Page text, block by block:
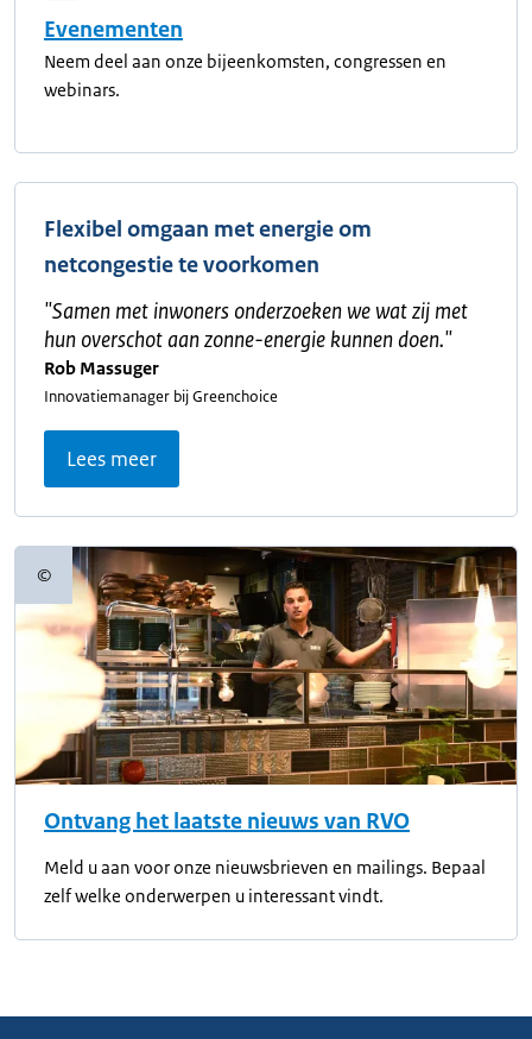
Evenementen
Neem deel aan onze bijeenkomsten, congressen en
webinars.
Flexibel omgaan met energie om
netcongestie te voorkomen
"Samen met inwoners onderzoeken we wat zij met
hun overschot aan zonne-energie kunnen doen."
Rob Massuger
Innovatiemanager bij Greenchoice
Lees meer
©Copyrightinformatie
Ontvang het laatste nieuws van RVO
Meld u aan voor onze nieuwsbrieven en mailings. Bepaal
zelf welke onderwerpen u interessant vindt.